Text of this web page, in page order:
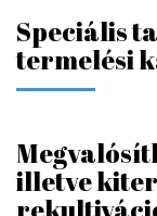
Speciális
termelési
illetve